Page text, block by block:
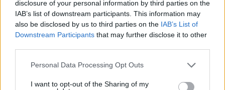
disclosure of your personal information by third parties on the
IAB’s list of downstream participants. This information may
also be disclosed by us to third parties on the IAB’s List of
Downstream Participants that may further disclose it to other
Please note that this website/app uses one or more Google
not limited to your visit or usage behaviour. You may click to
Personal Data Processing Opt Outs
I want to opt-out of the Sharing of my
επιχειρησιακά συστήματα της Ελληνικής
Πυροσβεστικής και ειδικότερα στο σύστημα
διοίκησης ENGAGE, επιτρέποντας τη διαρκή
ροή πληροφορίας προς τα Επιχειρησιακά
Συντονιστικά Κέντρα Διαχείρισης Κρίσεων
στελέχη επιχειρήσεων αποκτούν άμεση